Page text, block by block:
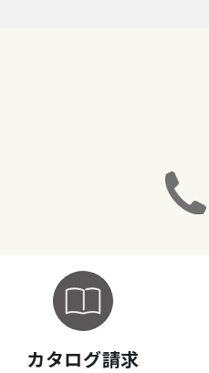
カタログ請求